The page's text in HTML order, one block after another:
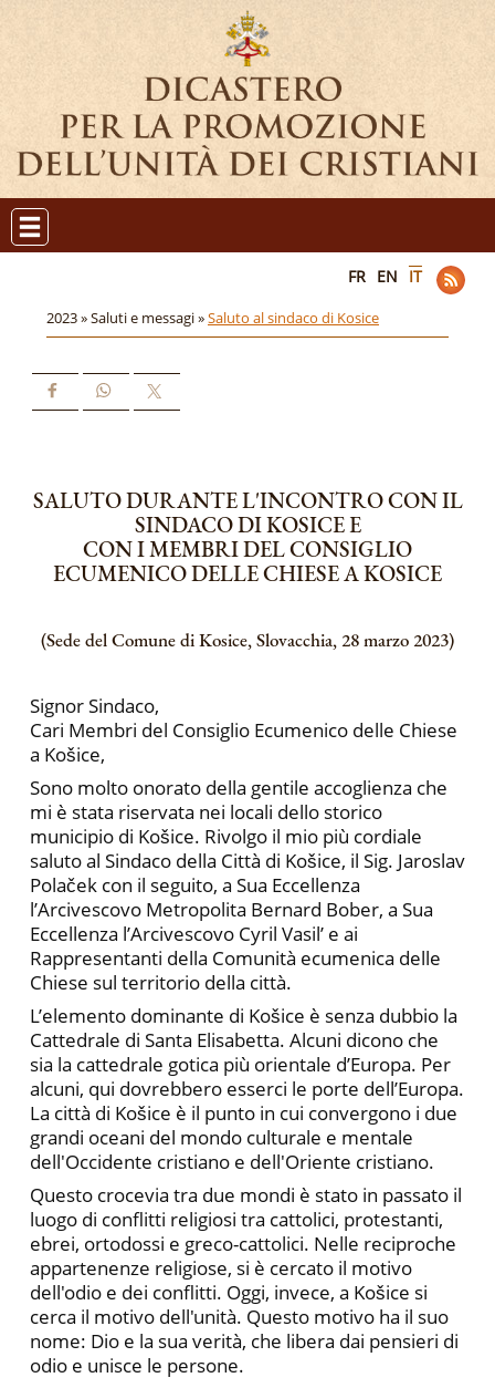
FR EN IT
2023 »Saluti e messagi »Saluto al sindaco di Kosice
SALUTO DURANTE L'INCONTRO CON IL
SINDACO DI KOSICE E
CON I MEMBRI DEL CONSIGLIO
ECUMENICO DELLE CHIESE A KOSICE
(Sede del Comune di Kosice, Slovacchia, 28 marzo 2023)
Signor Sindaco,
Cari Membri del Consiglio Ecumenico delle Chiese
a Košice,
Sono molto onorato della gentile accoglienza che
mi è stata riservata nei locali dello storico
municipio di Košice. Rivolgo il mio più cordiale
saluto al Sindaco della Città di Košice, il Sig. Jaroslav
Polaček con il seguito, a Sua Eccellenza
l’Arcivescovo Metropolita Bernard Bober, a Sua
Eccellenza l’Arcivescovo Cyril Vasil’ e ai
Rappresentanti della Comunità ecumenica delle
Chiese sul territorio della città.
L’elemento dominante di Košice è senza dubbio la
Cattedrale di Santa Elisabetta. Alcuni dicono che
sia la cattedrale gotica più orientale d’Europa. Per
alcuni, qui dovrebbero esserci le porte dell’Europa.
La città di Košice è il punto in cui convergono i due
grandi oceani del mondo culturale e mentale
dell'Occidente cristiano e dell'Oriente cristiano.
Questo crocevia tra due mondi è stato in passato il
luogo di conflitti religiosi tra cattolici, protestanti,
ebrei, ortodossi e greco-cattolici. Nelle reciproche
appartenenze religiose, si è cercato il motivo
dell'odio e dei conflitti. Oggi, invece, a Košice si
cerca il motivo dell'unità. Questo motivo ha il suo
nome: Dio e la sua verità, che libera dai pensieri di
odio e unisce le persone.